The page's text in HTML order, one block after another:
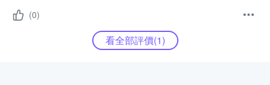
(0)
看全部評價(1)